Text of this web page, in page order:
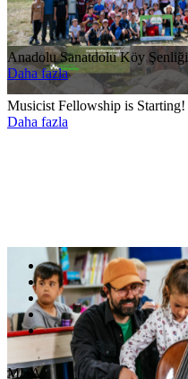
Musicist Fellowship is Starting!
Daha fazla
Anadolu Sanatdolu Köy Şenliği
Daha fazla
MDA